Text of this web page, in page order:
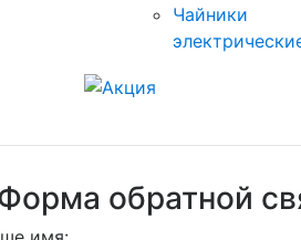
Чайники
обратной